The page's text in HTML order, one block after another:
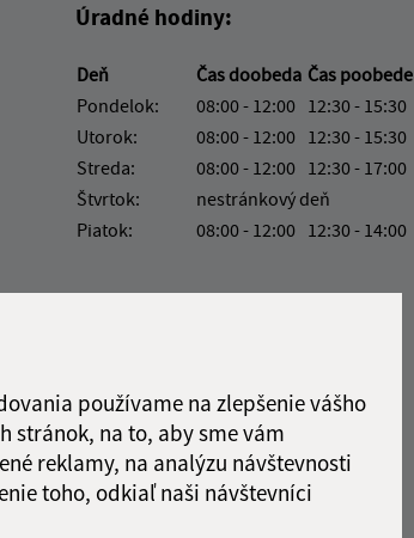
používame na zlepšenie vášho
stránok, na to, aby sme vám
reklamy, na analýzu návštevnosti
toho, odkiaľ naši návštevníci
Úradné hodiny:
Deň Čas doobeda Čas poobede
Pondelok:
08:00 - 12:00 12:30 - 15:30
Utorok:
08:00 - 12:00 12:30 - 15:30
Streda:
08:00 - 12:00 12:30 - 17:00
Štvrtok:
nestránkový deň
Piatok:
08:00 - 12:00 12:30 - 14:00